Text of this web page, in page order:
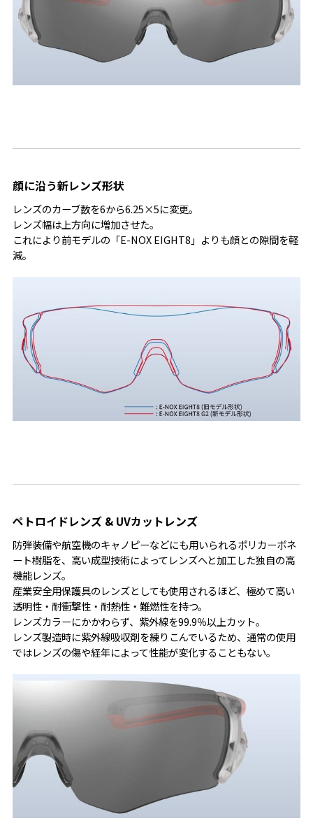
顔に沿う新レンズ形状
レンズのカーブ数を6から6.25×5に変更。
レンズ幅は上方向に増加させた。
これにより前モデルの「E-NOX EIGHT8」よりも顔との隙間を軽
減。
ペトロイドレンズ & UVカットレンズ
防弾装備や航空機のキャノピーなどにも用いられるポリカーボネ
ート樹脂を、高い成型技術によってレンズへと加工した独自の高
機能レンズ。
産業安全用保護具のレンズとしても使用されるほど、極めて高い
透明性・耐衝撃性・耐熱性・難燃性を持つ。
レンズカラーにかかわらず、紫外線を99.9％以上カット。
レンズ製造時に紫外線吸収剤を練りこんでいるため、通常の使用
ではレンズの傷や経年によって性能が変化することもない。